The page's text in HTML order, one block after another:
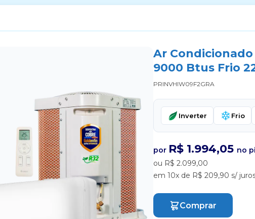
Ar
9000 Btus Frio
PRINVHIW09F2GRA
Inverter Frio
por R$ 1.994,05 no
ou R$ 2.099,00
em 10x de R$ 209,90 s/
Comprar